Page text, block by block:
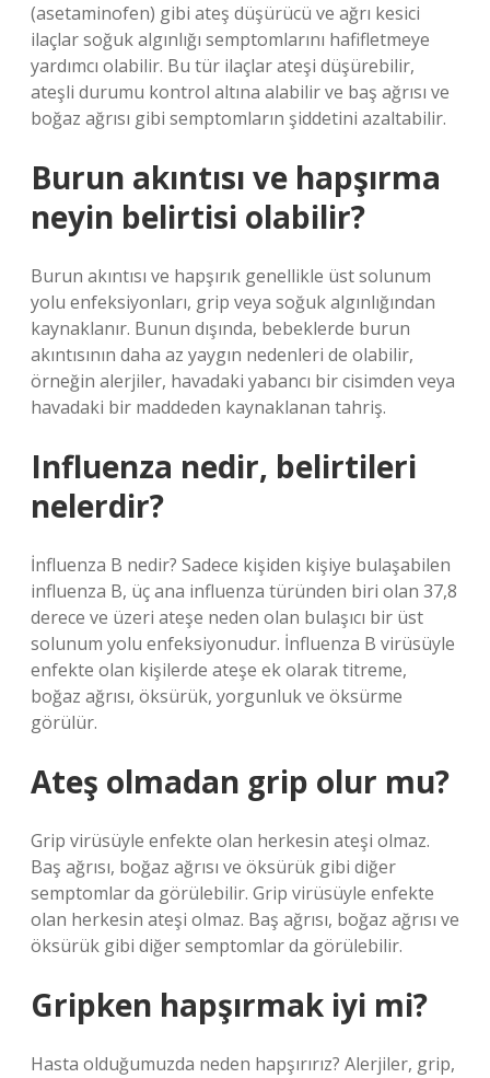
(asetaminofen) gibi ateş düşürücü ve ağrı kesici
ilaçlar soğuk algınlığı semptomlarını hafifletmeye
yardımcı olabilir. Bu tür ilaçlar ateşi düşürebilir,
ateşli durumu kontrol altına alabilir ve baş ağrısı ve
boğaz ağrısı gibi semptomların şiddetini azaltabilir.
Burun akıntısı ve hapşırma
neyin belirtisi olabilir?
Burun akıntısı ve hapşırık genellikle üst solunum
yolu enfeksiyonları, grip veya soğuk algınlığından
kaynaklanır. Bunun dışında, bebeklerde burun
akıntısının daha az yaygın nedenleri de olabilir,
örneğin alerjiler, havadaki yabancı bir cisimden veya
havadaki bir maddeden kaynaklanan tahriş.
Influenza nedir, belirtileri
nelerdir?
İnfluenza B nedir? Sadece kişiden kişiye bulaşabilen
influenza B, üç ana influenza türünden biri olan 37,8
derece ve üzeri ateşe neden olan bulaşıcı bir üst
solunum yolu enfeksiyonudur. İnfluenza B virüsüyle
enfekte olan kişilerde ateşe ek olarak titreme,
boğaz ağrısı, öksürük, yorgunluk ve öksürme
görülür.
Ateş olmadan grip olur mu?
Grip virüsüyle enfekte olan herkesin ateşi olmaz.
Baş ağrısı, boğaz ağrısı ve öksürük gibi diğer
semptomlar da görülebilir. Grip virüsüyle enfekte
olan herkesin ateşi olmaz. Baş ağrısı, boğaz ağrısı ve
öksürük gibi diğer semptomlar da görülebilir.
Gripken hapşırmak iyi mi?
Hasta olduğumuzda neden hapşırırız? Alerjiler, grip,